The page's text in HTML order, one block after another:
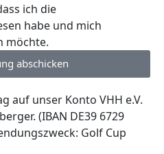
ich die
habe und mich
möchte.
abschicken
auf unser Konto VHH e.V.
(IBAN DE39 6729
Golf Cup